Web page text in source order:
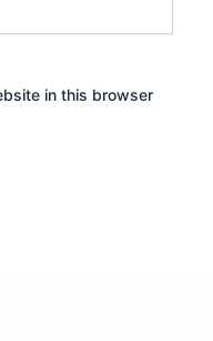
in this browser